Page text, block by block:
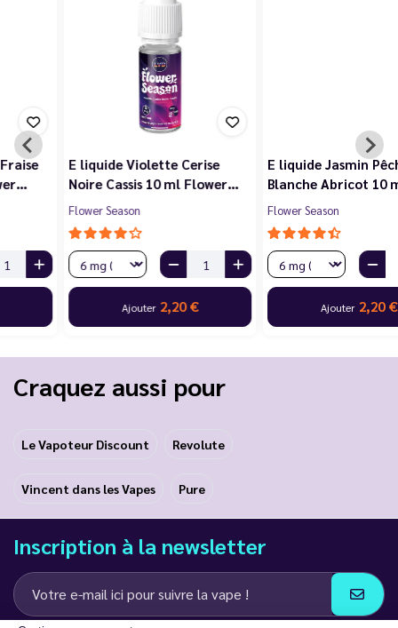
E liquide Violette Cerise
Noire Cassis 10 ml Flower…
Flower Season
2,20 €
E liquide Jasmin Pêche
Blanche Abricot 10 ml…
Flower Season
2,20 €
Craquez aussi pour
Le Vapoteur Discount Revolute
Vincent dans les Vapes Pure
Inscription à la newsletter